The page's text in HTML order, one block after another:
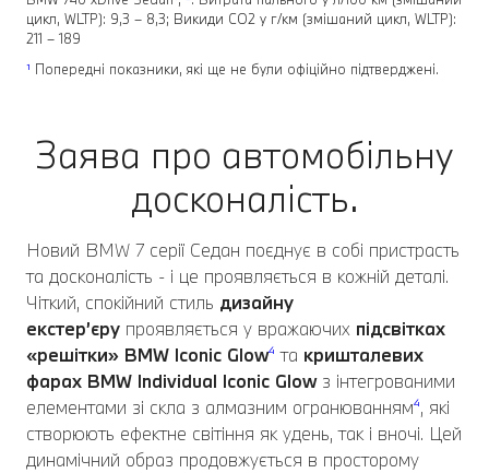
цикл, WLTP): 9,3 – 8,3; Викиди СО2 у г/км (змішаний цикл, WLTP):
211 – 189
¹ Попередні показники, які ще не були офіційно підтверджені.
Заява про автомобільну
досконалість.
Новий BMW 7 серії Седан поєднує в собі пристрасть
та досконалість - і це проявляється в кожній деталі.
Чіткий, спокійний стиль дизайну
екстер’єру проявляється у вражаючих підсвітках
«решітки» BMW Iconic Glow⁴ та кришталевих
фарах BMW Individual Iconic Glowз інтегрованими
елементами зі скла з алмазним огранюванням⁴, які
створюють ефектне світіння як удень, так і вночі. Цей
динамічний образ продовжується в просторому